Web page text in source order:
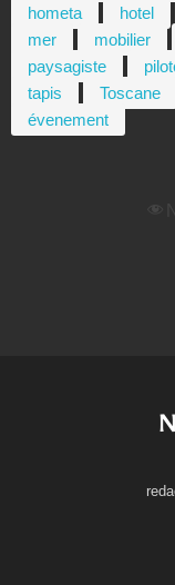
hometa
hotel
mer
mobilier
paysagiste
tapis
Toscane
évenement